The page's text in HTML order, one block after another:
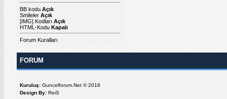
BB kodu Açık
Smileler Açık
[IMG] Kodları Açık
HTML-Kodu Kapalı
Forum Kuralları
FORUM
Kuruluş: Guncelforum.Net © 2018
Design By: ReiS